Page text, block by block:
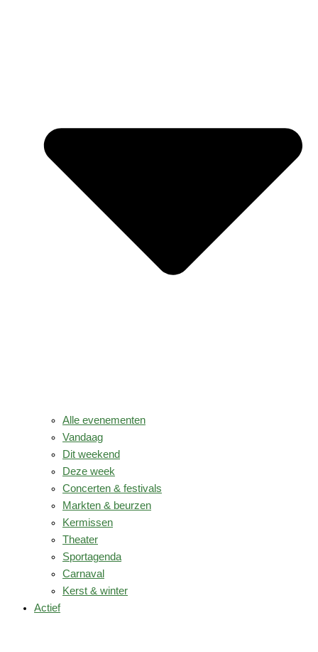
Alle evenementen
Vandaag
Dit weekend
Deze week
Concerten & festivals
Markten & beurzen
Kermissen
Theater
Sportagenda
Carnaval
Kerst & winter
Actief